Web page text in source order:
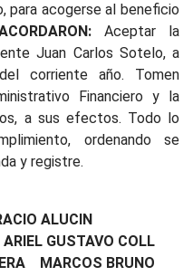
para acogerse al beneficio
Aceptar la
Juan Carlos Sotelo, a
corriente año. Tomen
Financiero y la
a sus efectos. Todo lo
ordenando se
y registre.
ALUCIN
GUSTAVO COLL
MARCOS BRUNO